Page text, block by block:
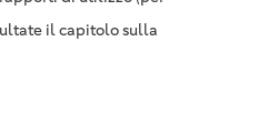
il capitolo sulla